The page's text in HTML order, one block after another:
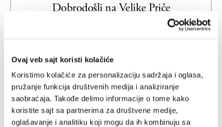
Ovaj veb sajt koristi kolačiće
Koristimo kolačiće za personalizaciju sadržaja i oglasa,
pružanje funkcija društvenih medija i analiziranje
saobraćaja. Takođe delimo informacije o tome kako
koristite sajt sa partnerima za društvene medije,
oglašavanje i analitiku koji mogu da ih kombinuju sa
Dobrodošli naVelike Priče
Unesite svoju adresu e-pošte da biste se prijavili ili kreirali
Email adresa
Lozinka